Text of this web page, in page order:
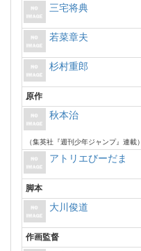
三宅将典
若菜章夫
杉村重郎
原作
秋本治
（集英社『週刊少年ジャンプ』連載）
アトリエびーだま
脚本
大川俊道
作画監督